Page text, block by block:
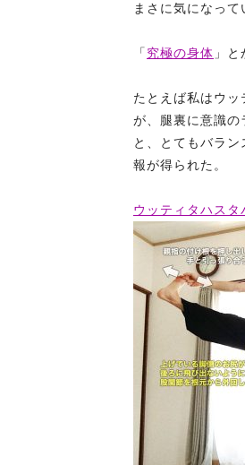
まさに気になっ
「 究極の身体 」
たとえば私はウ
が、腿裏に意識の
と、とてもバラ
報が得られた。
ウッティタハスタ